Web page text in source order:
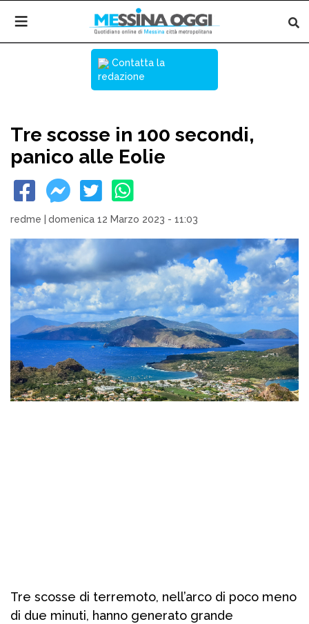
Contatta la
redazione
Tre scosse in 100 secondi,
panico alle Eolie
redme domenica 12 Marzo 2023 - 11:03
Tre scosse di terremoto, nell’arco di poco meno
di due minuti, hanno generato grande